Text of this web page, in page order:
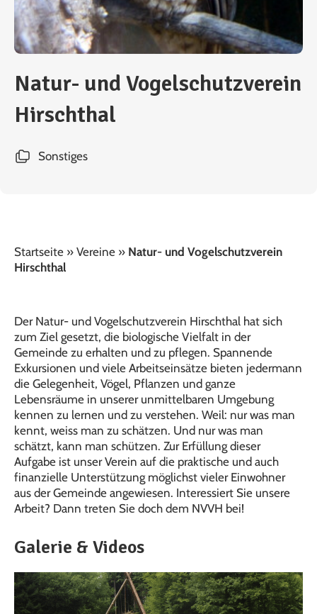
Natur- und Vogelschutzverein
Hirschthal
Sonstiges
Startseite » Vereine » Natur- und Vogelschutzverein
Hirschthal
Der Natur- und Vogelschutzverein Hirschthal hat sich
zum Ziel gesetzt, die biologische Vielfalt in der
Gemeinde zu erhalten und zu pflegen. Spannende
Exkursionen und viele Arbeitseinsätze bieten jedermann
die Gelegenheit, Vögel, Pflanzen und ganze
Lebensräume in unserer unmittelbaren Umgebung
kennen zu lernen und zu verstehen. Weil: nur was man
kennt, weiss man zu schätzen. Und nur was man
schätzt, kann man schützen. Zur Erfüllung dieser
Aufgabe ist unser Verein auf die praktische und auch
finanzielle Unterstützung möglichst vieler Einwohner
aus der Gemeinde angewiesen. Interessiert Sie unsere
Arbeit? Dann treten Sie doch dem NVVH bei!
Galerie & Videos